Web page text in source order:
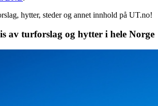
hytter, steder og annet innhold på UT.no!
av turforslag og hytter i hele Norge